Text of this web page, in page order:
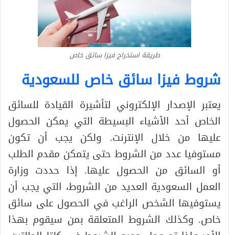
طريقة استخراج فيزا سائق خاص
شروط فيزا سائق خاص للسعودية
يعتبر الإصدار الإلكتروني لتأشيرة القيادة للسائق
الخاص أحد الأشياء البسيطة التي يمكن الحصول
عليها من خلال الإنترنت. ولكن يجب أن تكون
مستوفيا عدد من الشروط حتى يتمكن مقدم الطلب
أو السائق من الحصول عليها. إذا حددت وزارة
العمل السعودية العديد من الشروط، التي يجب أن
يستوفيها الشخص الراغب في الحصول على سائق
خاص. وكذلك الشروط المتعلقة بمن سيقوم بهذا